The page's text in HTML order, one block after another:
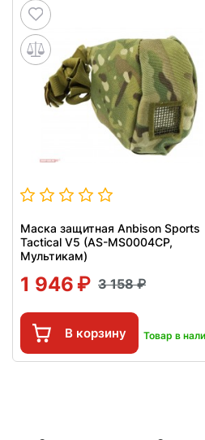
Маска защитная Anbison Sports
Tactical V5 (AS-MS0004CP,
Мультикам)
1 946 3 158
В корзину Товар в